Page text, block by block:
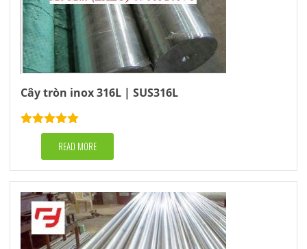
Cây tròn inox 316L | SUS316L
Rated5.00
out of 5READ MORE